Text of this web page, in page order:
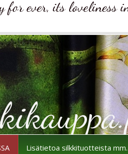
ever, its loveliness
Lisätietoa silkkituotteista